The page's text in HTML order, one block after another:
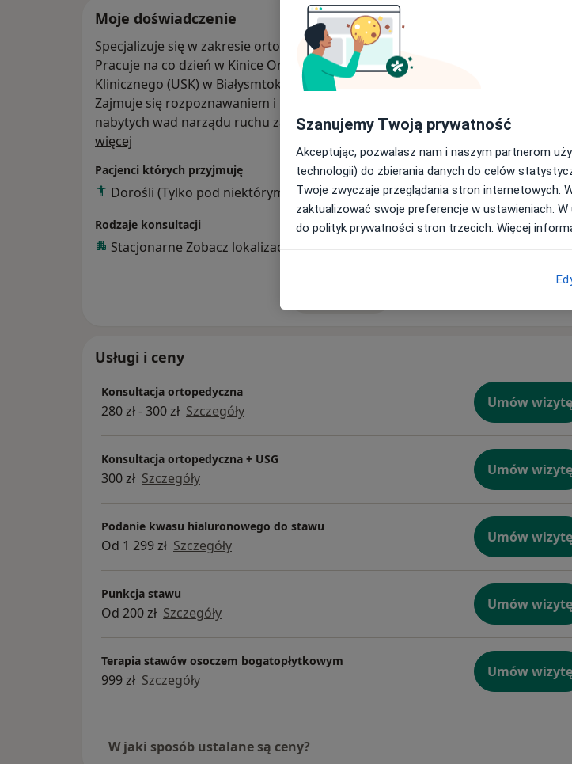
Moje doświadczenie
Specjalizuje się w zakresie ortopedii i traumatologii narządu ruchu.
Pracuje na co dzień w Kinice Ortopedii i Traumatologii Uniwersyteckiego Szpitala
Klinicznego (USK) w Białysmtoku.
Zajmuje się rozpoznawaniem i leczeniem schorzeń, urazów i wrodzonych oraz
nabytych wad narządu ruchu zarówno u dorosłych.
więcej
Pacjenci których przyjmuję
Dorośli (Tylko pod niektórymi adresami)
Rodzaje konsultacji
Stacjonarne Zobacz lokalizacje (3)
Usługi i ceny
Konsultacja ortopedyczna
280 zł - 300 zł Szczegóły Umów wizytę
Konsultacja ortopedyczna + USG
300 zł Szczegóły Umów wizytę
Podanie kwasu hialuronowego do stawu
Od 1 299 zł Szczegóły Umów wizytę
Punkcja stawu
Od 200 zł Szczegóły Umów wizytę
Terapia stawów osoczem bogatopłytkowym
999 zł Szczegóły Umów wizytę
W jaki sposób ustalane są ceny?
Szanujemy Twoją prywatność
Akceptując, pozwalasz nam i naszym partnerom
technologii) do zbierania danych do celów
Twoje zwyczaje przeglądania stron internetowych.
zaktualizować swoje preferencje w ustawieniach.
do polityk prywatności stron trzecich. Więcej